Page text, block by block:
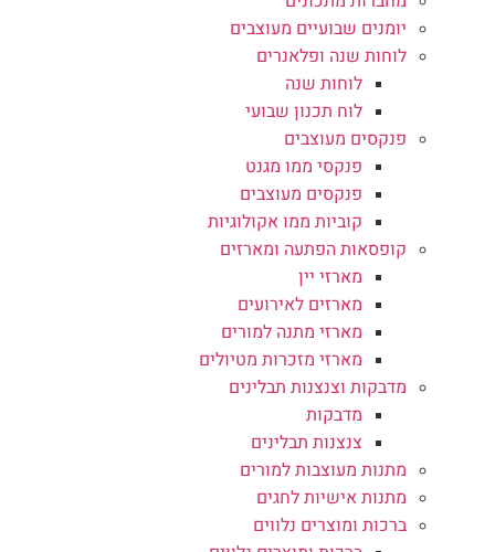
יומנים שבועיים מעוצבים
לוחות שנה ופלאנרים
לוחות שנה
לוח תכנון שבועי
פנקסים מעוצבים
פנקסי ממו מגנט
פנקסים מעוצבים
קוביות ממו אקולוגיות
קופסאות הפתעה ומארזים
מארזי יין
מארזים לאירועים
מארזי מתנה למורים
מארזי מזכרות מטיולים
מדבקות וצנצנות תבלינים
מדבקות
צנצנות תבלינים
מתנות מעוצבות למורים
מתנות אישיות לחגים
ברכות ומוצרים נלווים